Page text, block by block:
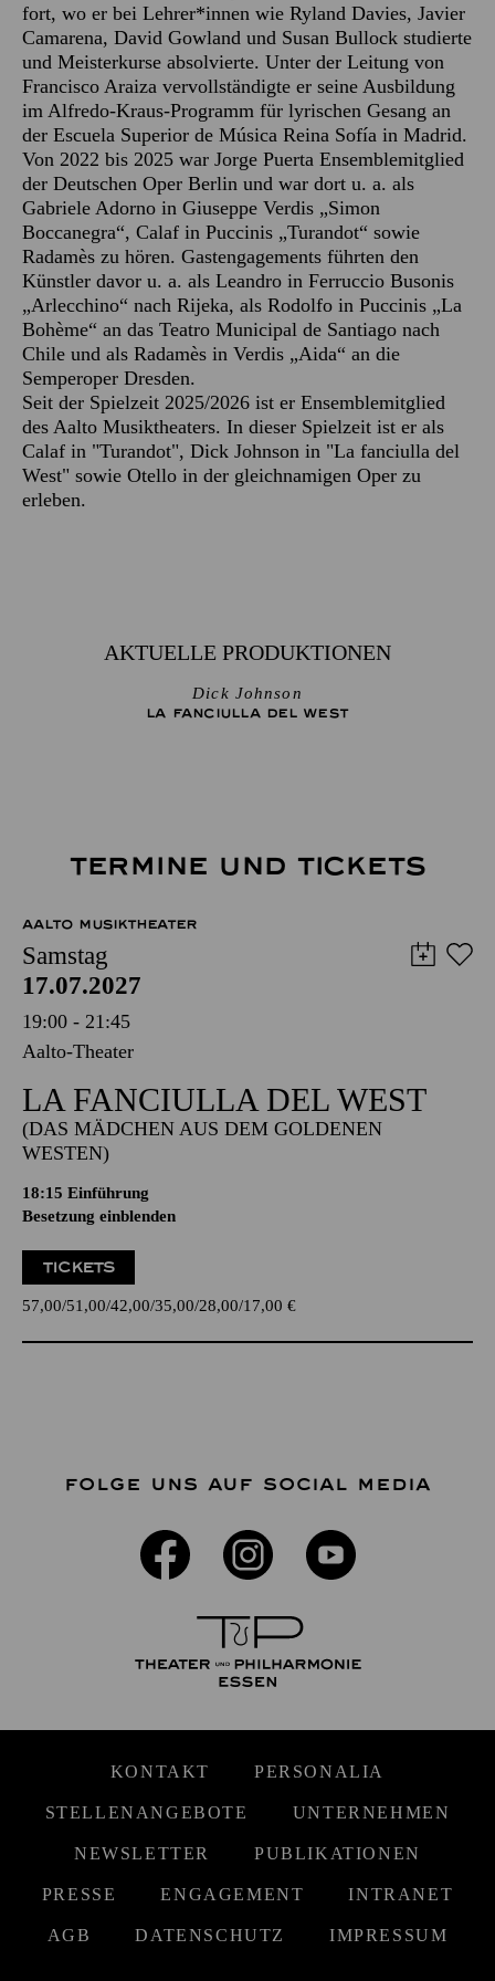
fort, wo er bei Lehrer*innen wie Ryland Davies, Javier
Camarena, David Gowland und Susan Bullock studierte
und Meisterkurse absolvierte. Unter der Leitung von
Francisco Araiza vervollständigte er seine Ausbildung
im Alfredo-Kraus-Programm für lyrischen Gesang an
der Escuela Superior de Música Reina Sofía in Madrid.
Von 2022 bis 2025 war Jorge Puerta Ensemblemitglied
der Deutschen Oper Berlin und war dort u. a. als
Gabriele Adorno in Giuseppe Verdis „Simon
Boccanegra“, Calaf in Puccinis „Turandot“ sowie
Radamès zu hören. Gastengagements führten den
Künstler davor u. a. als Leandro in Ferruccio Busonis
„Arlecchino“ nach Rijeka, als Rodolfo in Puccinis „La
Bohème“ an das Teatro Municipal de Santiago nach
Chile und als Radamès in Verdis „Aida“ an die
Semperoper Dresden.
Seit der Spielzeit 2025/2026 ist er Ensemblemitglied
des Aalto Musiktheaters. In dieser Spielzeit ist er als
Calaf in "Turandot", Dick Johnson in "La fanciulla del
West" sowie Otello in der gleichnamigen Oper zu
erleben.
AKTUELLE PRODUKTIONEN
Dick Johnson
LA FANCIULLA DEL WEST
TERMINE UND TICKETS
AALTO MUSIKTHEATER
Samstag
17.07.2027
19:00 - 21:45
Aalto-Theater
LA FANCIULLA DEL WEST
(DAS MÄDCHEN AUS DEM GOLDENEN
WESTEN)
18:15 Einführung
Besetzung einblenden
TICKETS
57,00 51,00 42,00 35,00 28,00 17,00 €
FOLGE UNS AUF SOCIAL MEDIA
KONTAKT PERSONALIA
STELLENANGEBOTE UNTERNEHMEN
NEWSLETTER PUBLIKATIONEN
PRESSE ENGAGEMENT INTRANET
AGB DATENSCHUTZ IMPRESSUM